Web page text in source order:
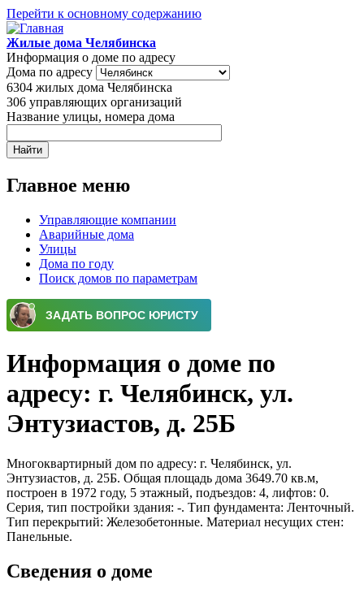
Перейти к основному содержанию
Жилые дома Челябинска
Информация о доме по адресу
Дома по адресу
6304 жилых дома Челябинска
306 управляющих организаций
Название улицы, номера дома
Главное меню
Управляющие компании
Аварийные дома
Улицы
Дома по году
Поиск домов по параметрам
Информация о доме по
адресу: г. Челябинск, ул.
Энтузиастов, д. 25Б
Многоквартирный дом по адресу: г. Челябинск, ул.
Энтузиастов, д. 25Б. Общая площадь дома 3649.70 кв.м,
построен в 1972 году, 5 этажный, подъездов: 4, лифтов: 0.
Серия, тип постройки здания: -. Тип фундамента: Ленточный.
Тип перекрытий: Железобетонные. Материал несущих стен:
Панельные.
Сведения о доме